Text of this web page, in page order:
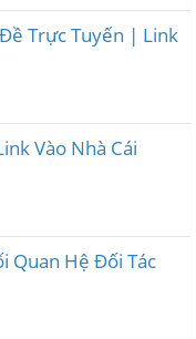
Trực Tuyến | Link
Vào Nhà Cái
Quan Hệ Đối Tác